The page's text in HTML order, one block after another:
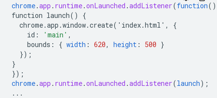
chrome.app . runtime.onLaunched .addListener(function()
function launch()
{
chrome.app.window.create('index.html',
{
id : 'main' ,
bounds : { width : 620, height : 500 }
});
}
});
chrome.app . runtime.onLaunched .addListener(launch);
...